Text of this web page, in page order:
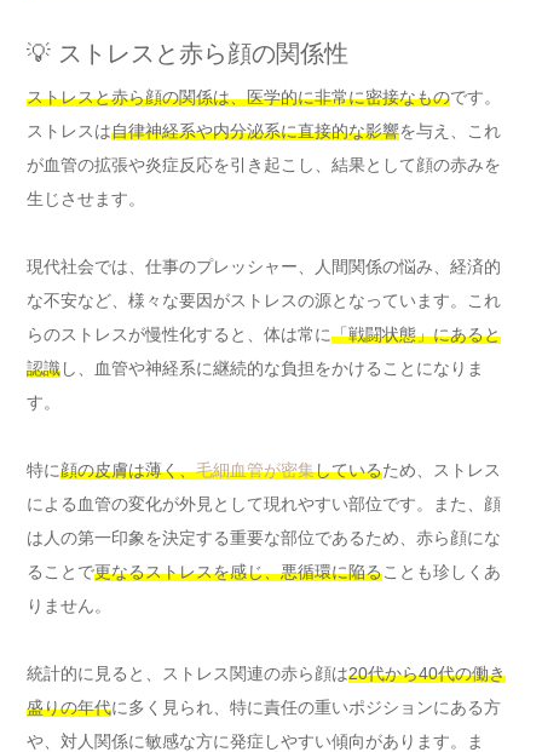
💡 ストレスと赤ら顔の関係性
ストレスと赤ら顔の関係は、医学的に非常に密接なものです。
ストレスは自律神経系や内分泌系に直接的な影響を与え、これ
が血管の拡張や炎症反応を引き起こし、結果として顔の赤みを
生じさせます。
現代社会では、仕事のプレッシャー、人間関係の悩み、経済的
な不安など、様々な要因がストレスの源となっています。これ
らのストレスが慢性化すると、体は常に「戦闘状態」にあると
認識し、血管や神経系に継続的な負担をかけることになりま
す。
特に顔の皮膚は薄く、毛細血管が密集しているため、ストレス
による血管の変化が外見として現れやすい部位です。また、顔
は人の第一印象を決定する重要な部位であるため、赤ら顔にな
ることで更なるストレスを感じ、悪循環に陥ることも珍しくあ
りません。
統計的に見ると、ストレス関連の赤ら顔は20代から40代の働き
盛りの年代に多く見られ、特に責任の重いポジションにある方
や、対人関係に敏感な方に発症しやすい傾向があります。ま